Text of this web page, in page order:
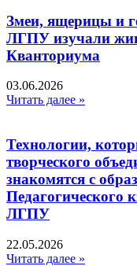
Змеи, ящерицы и
ЛГПУ изучали
Кванториума
03.06.2026
Читать далее »
Технологии,
творческого
знакомятся с
ЛГПУ
22.05.2026
Читать далее »